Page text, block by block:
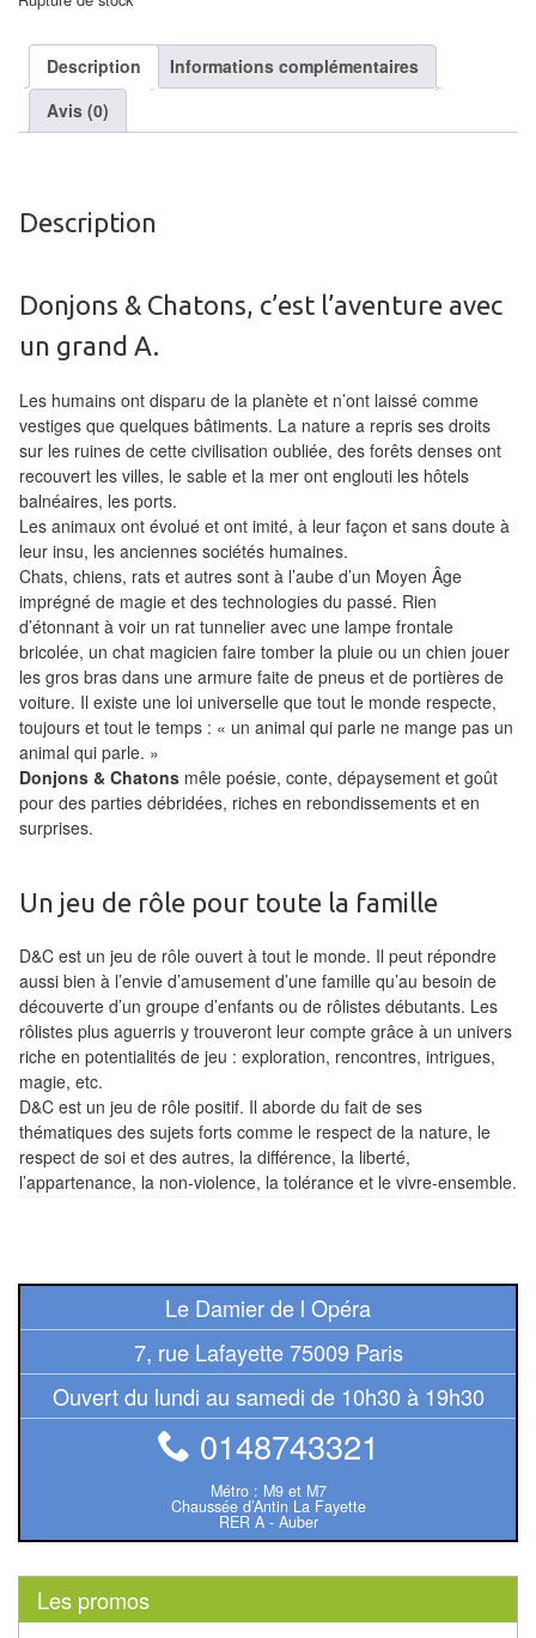
air
Pendules
Echiquier
Logiciels
Livres
en
Livres
en
français
Tables
Accessoires
Jeux
de
société
Jeux
de
cartes
Collectionner
(TCG)
Les
Classiques
Pour
les
enfants
Pour
initiés
En
solitaire
Description
Informations complémentaires
Avis (0)
Description
Donjons & Chatons, c’est l’aventure avec
un grand A.
Les humains ont disparu de la planète et n’ont laissé comme
vestiges que quelques bâtiments. La nature a repris ses droits
sur les ruines de cette civilisation oubliée, des forêts denses ont
recouvert les villes, le sable et la mer ont englouti les hôtels
balnéaires, les ports.
Les animaux ont évolué et ont imité, à leur façon et sans doute à
leur insu, les anciennes sociétés humaines.
Chats, chiens, rats et autres sont à l’aube d’un Moyen Âge
imprégné de magie et des technologies du passé. Rien
d’étonnant à voir un rat tunnelier avec une lampe frontale
bricolée, un chat magicien faire tomber la pluie ou un chien jouer
les gros bras dans une armure faite de pneus et de portières de
voiture. Il existe une loi universelle que tout le monde respecte,
toujours et tout le temps : « un animal qui parle ne mange pas un
animal qui parle. »
Donjons & Chatons mêle poésie, conte, dépaysement et goût
pour des parties débridées, riches en rebondissements et en
surprises.
Un jeu de rôle pour toute la famille
D&C est un jeu de rôle ouvert à tout le monde. Il peut répondre
aussi bien à l’envie d’amusement d’une famille qu’au besoin de
découverte d’un groupe d’enfants ou de rôlistes débutants. Les
rôlistes plus aguerris y trouveront leur compte grâce à un univers
riche en potentialités de jeu : exploration, rencontres, intrigues,
magie, etc.
D&C est un jeu de rôle positif. Il aborde du fait de ses
thématiques des sujets forts comme le respect de la nature, le
respect de soi et des autres, la différence, la liberté,
l’appartenance, la non-violence, la tolérance et le vivre-ensemble.
Le Damier de l Opéra
7, rue Lafayette 75009 Paris
Ouvert du lundi au samedi de 10h30 à 19h30
0148743321
Métro : M9 et M7
Chaussée d’Antin La Fayette
RER A - Auber
Les promos